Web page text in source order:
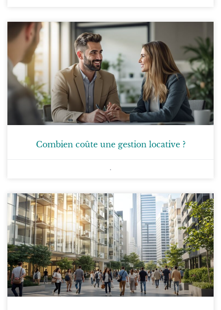
Combien coûte une gestion locative ?